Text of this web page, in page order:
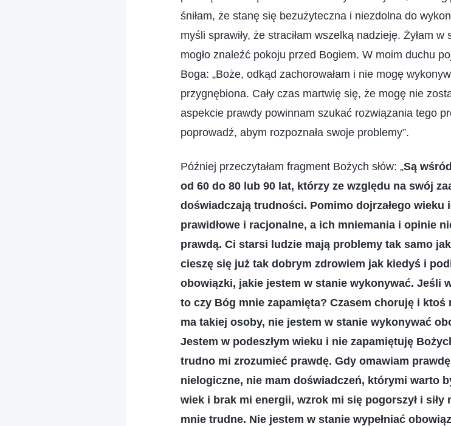
śniłam, że stanę się bezużyteczna i niezdolna do
myśli sprawiły, że straciłam wszelką nadzieję. Żyłam
mogło znaleźć pokoju przed Bogiem. W moim duchu
Boga: „Boże, odkąd zachorowałam i nie mogę
przygnębiona. Cały czas martwię się, że mogę nie
aspekcie prawdy powinnam szukać rozwiązania tego
poprowadź, abym rozpoznała swoje problemy”.
Później przeczytałam fragment Bożych słów: „Są
od 60 do 80 lub 90 lat, którzy ze względu na swój
doświadczają trudności. Pomimo dojrzałego
prawidłowe i racjonalne, a ich mniemania i opinie
prawdą. Ci starsi ludzie mają problemy tak samo
cieszę się już tak dobrym zdrowiem jak kiedyś i
obowiązki, jakie jestem w stanie wykonywać. Jeśli
to czy Bóg mnie zapamięta? Czasem choruję i
ma takiej osoby, nie jestem w stanie wykonywać
Jestem w podeszłym wieku i nie zapamiętuję
trudno mi zrozumieć prawdę. Gdy omawiam
nielogiczne, nie mam doświadczeń, którymi warto
wiek i brak mi energii, wzrok mi się pogorszył i
mnie trudne. Nie jestem w stanie wypełniać